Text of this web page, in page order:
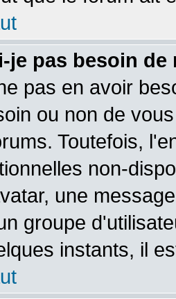
je pas besoin de
pas en avoir
ou non de
Toutefois,
non-
une
groupe
instants, il